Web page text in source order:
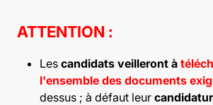
ATTENTION :
Les candidats veilleront à
l'ensemble des documents
dessus ; à défaut leur